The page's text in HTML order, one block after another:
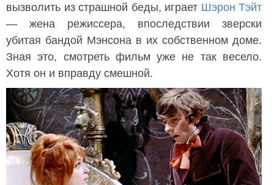
вызволить из страшной беды, играет Шэрон Тэйт
— жена режиссера, впоследствии зверски
убитая бандой Мэнсона в их собственном доме.
Зная это, смотреть фильм уже не так весело.
Хотя он и вправду смешной.